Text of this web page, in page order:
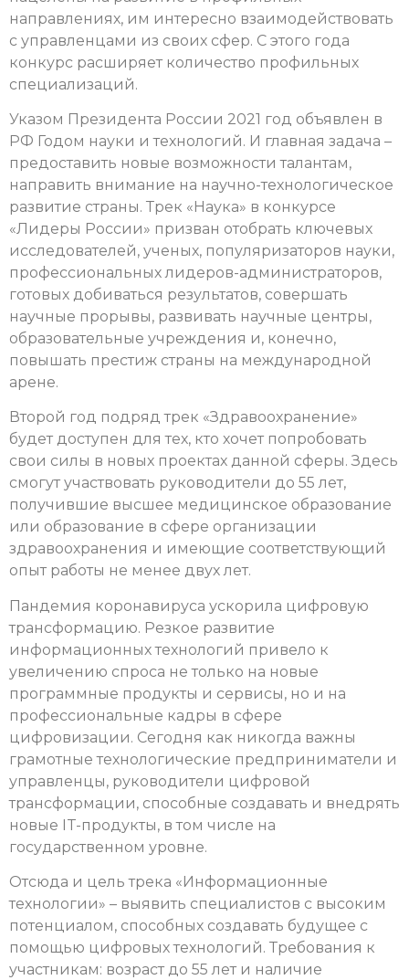
направлениях, им интересно взаимодействовать
с управленцами из своих сфер. С этого года
конкурс расширяет количество профильных
специализаций.
Указом Президента России 2021 год объявлен в
РФ Годом науки и технологий. И главная задача –
предоставить новые возможности талантам,
направить внимание на научно-технологическое
развитие страны. Трек «Наука» в конкурсе
«Лидеры России» призван отобрать ключевых
исследователей, ученых, популяризаторов науки,
профессиональных лидеров-администраторов,
готовых добиваться результатов, совершать
научные прорывы, развивать научные центры,
образовательные учреждения и, конечно,
повышать престиж страны на международной
арене.
Второй год подряд трек «Здравоохранение»
будет доступен для тех, кто хочет попробовать
свои силы в новых проектах данной сферы. Здесь
смогут участвовать руководители до 55 лет,
получившие высшее медицинское образование
или образование в сфере организации
здравоохранения и имеющие соответствующий
опыт работы не менее двух лет.
Пандемия коронавируса ускорила цифровую
трансформацию. Резкое развитие
информационных технологий привело к
увеличению спроса не только на новые
программные продукты и сервисы, но и на
профессиональные кадры в сфере
цифровизации. Сегодня как никогда важны
грамотные технологические предприниматели и
управленцы, руководители цифровой
трансформации, способные создавать и внедрять
новые IT-продукты, в том числе на
государственном уровне.
Отсюда и цель трека «Информационные
технологии» – выявить специалистов с высоким
потенциалом, способных создавать будущее с
помощью цифровых технологий. Требования к
участникам: возраст до 55 лет и наличие